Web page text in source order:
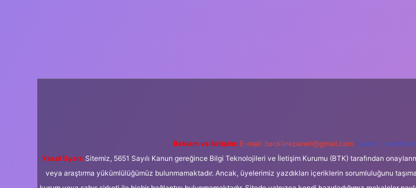
Reklam ve İletişim: E-mail: backlinkpaneli@gmail.com Teams:
Yasal Uyarı: Sitemiz, 5651 Sayılı Kanun gereğince Bilgi Teknolojileri ve İletişim Kurumu (BTK) tarafından
veya araştırma yükümlülüğümüz bulunmamaktadır. Ancak, üyelerimiz yazdıkları içeriklerin sorumluluğunu